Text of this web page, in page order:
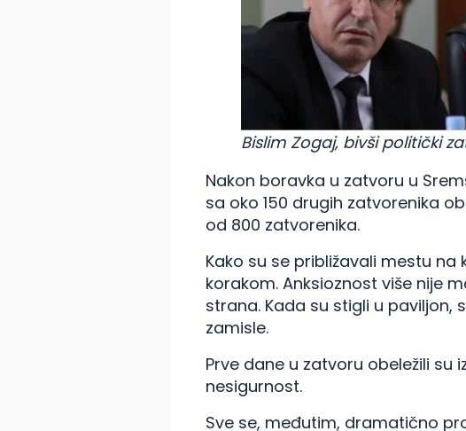
Bislim Zogaj, bivši politički
Nakon boravka u zatvoru u
sa oko 150 drugih zatvorenika
od 800 zatvorenika.
Kako su se približavali mestu
korakom. Anksioznost više nije
strana. Kada su stigli u
zamisle.
Prve dane u zatvoru obeležili su
nesigurnost.
Sve se, međutim, dramatično